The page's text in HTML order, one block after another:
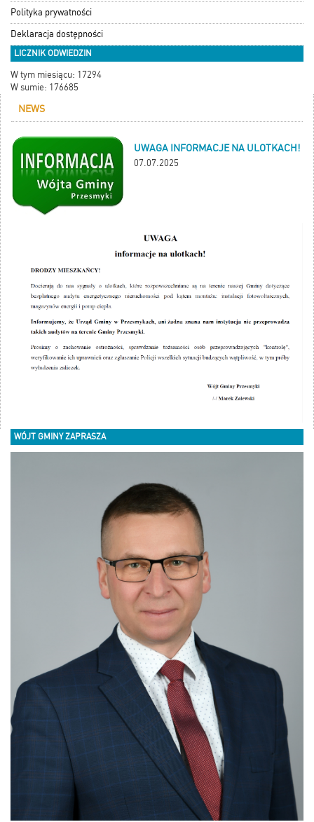
Polityka prywatności
Deklaracja dostępności
LICZNIK ODWIEDZIN
W tym miesiącu: 17294
W sumie: 176685
NEWS
UWAGA INFORMACJE NA ULOTKACH!
07.07.2025
WÓJT GMINY ZAPRASZA